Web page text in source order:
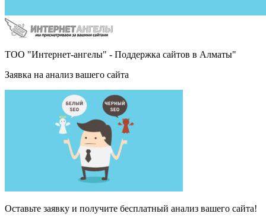
ТОО "Интернет-ангелы" - Поддержка сайтов в Алматы"
Заявка на анализ вашего сайта
Оставьте заявку и получите бесплатный анализ вашего сайта!